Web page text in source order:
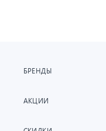
БРЕНДЫ
АКЦИИ